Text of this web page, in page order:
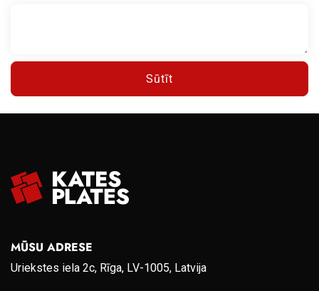
Sūtīt
MŪSU ADRESE
Uriekstes iela 2c, Rīga, LV-1005, Latvija